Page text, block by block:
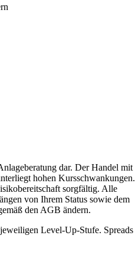
dar. Der Handel mit
hohen Kursschwankungen.
sorgfältig. Alle
von Ihrem Status sowie dem
den AGB ändern.
Level-Up-Stufe. Spreads